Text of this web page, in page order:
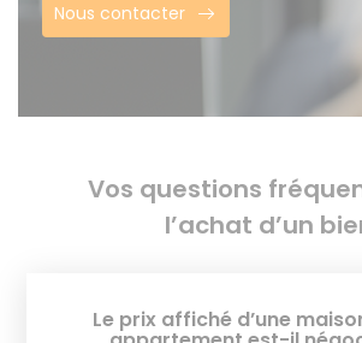
Nous contacter
Vos questions
l’achat d’un
Le prix affiché d’une